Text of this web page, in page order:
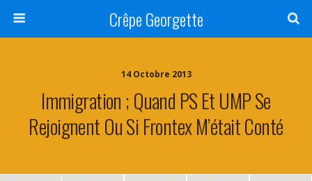
Crêpe Georgette
14 Octobre 2013
Immigration ; Quand PS Et UMP Se
Rejoignent Ou Si Frontex M’était Conté